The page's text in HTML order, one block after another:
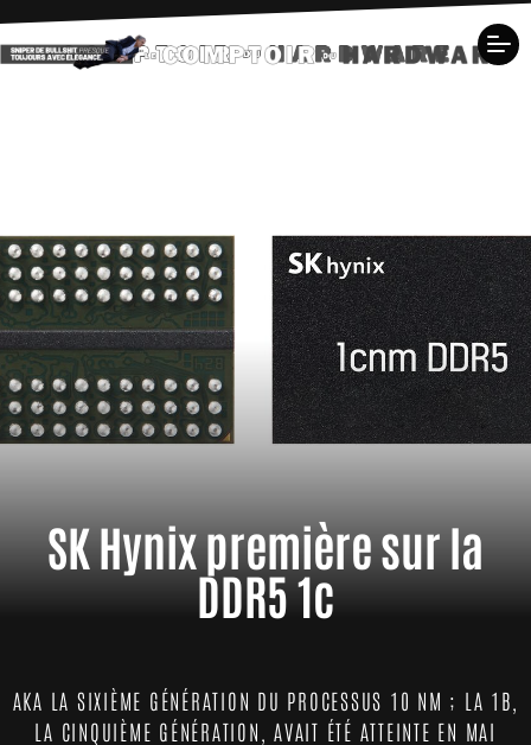
SK Hynix première sur la
DDR5 1c
AKA LA SIXIÈME GÉNÉRATION DU PROCESSUS 10 NM ; LA 1B,
LA CINQUIÈME GÉNÉRATION, AVAIT ÉTÉ ATTEINTE EN MAI